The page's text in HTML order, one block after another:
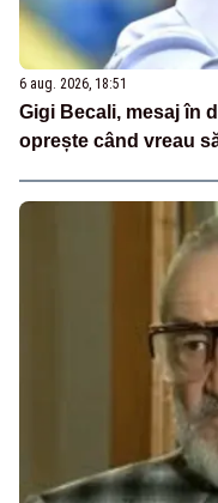
6 aug. 2026, 18:51
Gigi Becali, mesaj în
oprește când vreau